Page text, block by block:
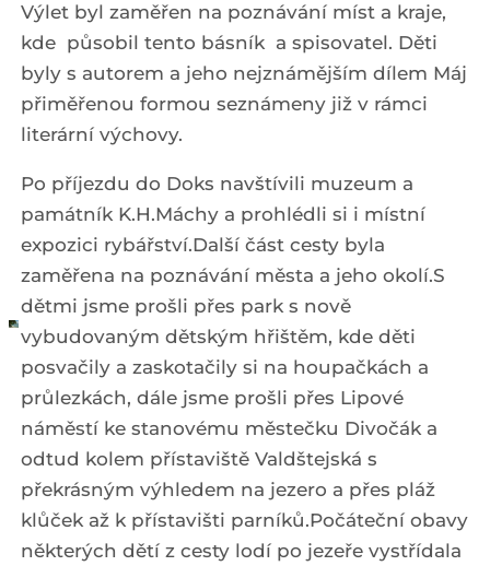
Výlet byl zaměřen na poznávání míst a kraje,
kde působil tento básník a spisovatel. Děti
byly s autorem a jeho nejznámějším dílem Máj
přiměřenou formou seznámeny již v rámci
literární výchovy.
Po příjezdu do Doks navštívili muzeum a
památník K.H.Máchy a prohlédli si i místní
expozici rybářství.Další část cesty byla
zaměřena na poznávání města a jeho okolí.S
dětmi jsme prošli přes park s nově
vybudovaným dětským hřištěm, kde děti
posvačily a zaskotačily si na houpačkách a
průlezkách, dále jsme prošli přes Lipové
náměstí ke stanovému městečku Divočák a
odtud kolem přístaviště Valdštejská s
překrásným výhledem na jezero a přes pláž
klůček až k přístavišti parníků.Počáteční obavy
některých dětí z cesty lodí po jezeře vystřídala